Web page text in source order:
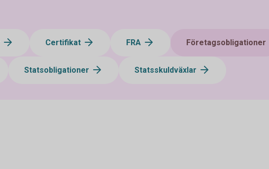
Certifikat FRA Företagsobligationer
Statsobligationer Statsskuldväxlar